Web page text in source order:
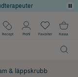
649kr
Recept Profil Favoriter Kassa
& läppskrubb